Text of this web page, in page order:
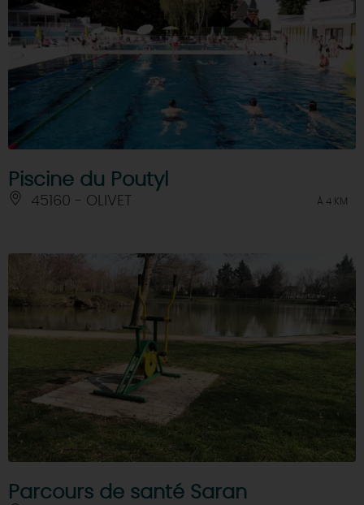
Piscine du Poutyl
45160 - OLIVET À 4 KM
Parcours de santé Saran